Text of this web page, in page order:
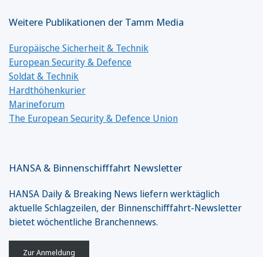
Weitere Publikationen der Tamm Media
Europäische Sicherheit & Technik
European Security & Defence
Soldat & Technik
Hardthöhenkurier
Marineforum
The European Security & Defence Union
HANSA & Binnenschifffahrt Newsletter
HANSA Daily & Breaking News liefern werktäglich
aktuelle Schlagzeilen, der Binnenschifffahrt-Newsletter
bietet wöchentliche Branchennews.
Zur Anmeldung